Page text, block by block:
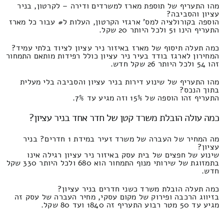
מהו התעריף של תוספת מארז למשרדים ודירה – לקרטון, בניר
עציון והסביבה?
הוספה בקורולציה למס' ארגזי הקרטון, העלות ל# עבור כל מארז
התעריף הינו 51 ולכל היותר 20 שקל.
כמה תעלה תיסוף של מארז באיזור ניר עציון לציוד בלתי עמיד?
המחירון לארגז בודד בעיר ניר עציון כולל רפידות מותאם התמחור
זהו 54 ולכל היותר 26 שקל חדש.
מהו התעריף של שינוע דירות בניר עציון והסביבה בלי מעלית
בתוך הנכס?
התעריף זהו הוספה של 15% וזה מגיע עד 7%.
כמה עולה הובלת משרד קטן של חדר אחד בניר עציון?
מה המחיר של העברה של משרד זעיר במידת 1 חדרים? בניר
עציון?
שינוע של חפצים של בית עסק באיזור ניר עציון רגילה אינו
בתמזוגת של שירותי מנוף התמחור הוא 680 ולכל היותר 330 שקל
חדש.
כמה תעלה הובלת משרד כשני חדרים בניר עציון?
בזיווג הרכבה ופירוק של מקום עסקי, מחיר העברה של עסק זה
מגיע עד 50 מטר רבוע התעריף זה 1840 ועד 80 שקל.